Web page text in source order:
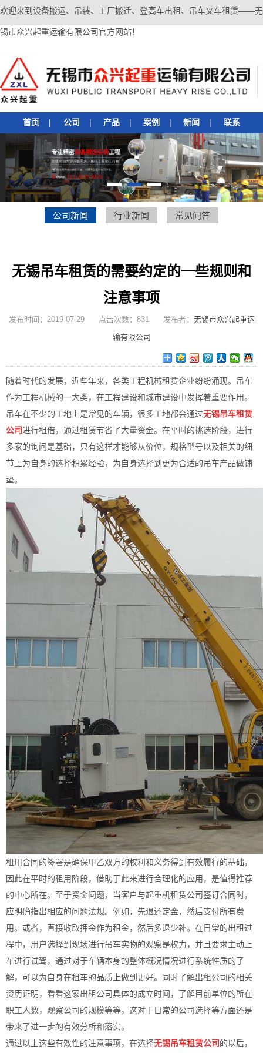
欢迎来到设备搬运、吊装、工厂搬迁、登高车出租、吊车叉车租赁——无
锡市众兴起重运输有限公司官方网站！
首页 | 公司 | 产品 | 案例 | 新闻 | 联系
1 2 3
公司新闻 行业新闻 常见问答
无锡吊车租赁的需要约定的一些规则和
注意事项
发布时间：2019-07-29 点击次数：831 发布者： 无锡市众兴起重运
输有限公司
随着时代的发展，近些年来，各类工程机械租赁企业纷纷涌现。吊车
作为工程机械的一大类，在工程建设和城市建设中发挥着重要作用。
吊车在不少的工地上是常见的车辆，很多工地都会通过无锡吊车租赁
公司进行租借，通过租赁节省了大量资金。在平时的挑选阶段，进行
多家的询问是基础，只有这样才能够从价位，规格型号以及相关的细
节上为自身的选择积累经验，为自身选择到更为合适的吊车产品做铺
垫。
租用合同的签署是确保甲乙双方的权利和义务得到有效履行的基础，
因此在平时的租用阶段，借助于此来进行合理化的应用，是值得推荐
的中心所在。至于资金问题，当客户与起重机租赁公司签订合同时，
应明确指出相应的问题法规。例如，先退还定金，然后支付所有费
用。或者，直接收取押金作为租金，然后多退少补。在日常的出租过
程中，用户选择到现场进行吊车实物的观察是权力，并且要求主动上
车进行试驾，通过对于车辆本身的整体概况情况进行系统性质的了
解，可以为自身在租车的品质上做到更好。同时了解出租公司的相关
资历证明，看看这家出租公司具体的成立时间，了解目前单位的所在
职工人数，观察公司的规模等等，这对于日常的公司选择等方面还是
带来了进一步的有效分析和落实。
通过以上这些有效性的注意事项，在选择无锡吊车租赁公司的以后，